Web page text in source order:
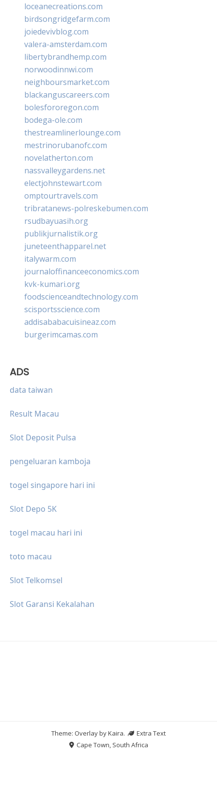
loceanecreations.com
birdsongridgefarm.com
joiedevivblog.com
valera-amsterdam.com
libertybrandhemp.com
norwoodinnwi.com
neighboursmarket.com
blackanguscareers.com
bolesfororegon.com
bodega-ole.com
thestreamlinerlounge.com
mestrinorubanofc.com
novelatherton.com
nassvalleygardens.net
electjohnstewart.com
omptourtravels.com
tribratanews-polreskebumen.com
rsudbayuasih.org
publikjurnalistik.org
juneteenthapparel.net
italywarm.com
journaloffinanceeconomics.com
kvk-kumari.org
foodscienceandtechnology.com
scisportsscience.com
addisababacuisineaz.com
burgerimcamas.com
ADS
data taiwan
Result Macau
Slot Deposit Pulsa
pengeluaran kamboja
togel singapore hari ini
Slot Depo 5K
togel macau hari ini
toto macau
Slot Telkomsel
Slot Garansi Kekalahan
Theme: Overlay byKaira.
Extra Text
Cape Town, South Africa